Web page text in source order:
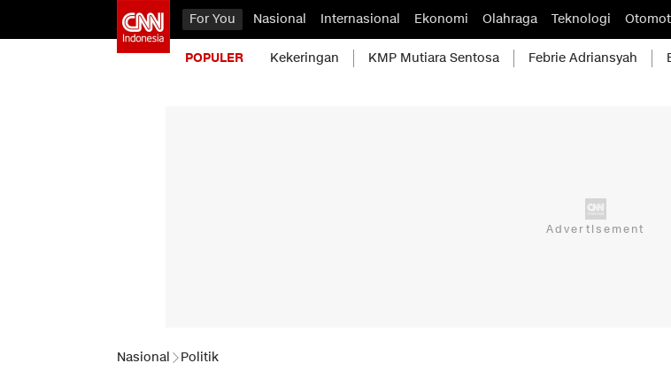
For You Nasional Internasional Ekonomi Olahraga Teknologi
POPULER Kekeringan KMP Mutiara Sentosa Febrie Adriansyah
Nasional Politik